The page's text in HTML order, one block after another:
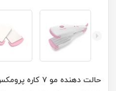
حالت دهنده مو ۷ کاره پرومکس مدل ۵۱۱۷